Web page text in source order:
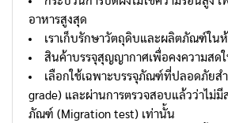
อาหารสูงสุด
เราเก็บรักษาวัตถุดิบและผลิตภัณฑ์ใ
สินค้าบรรจุสุญญากาศเพื่อคงความสด
เลือกใช้เฉพาะบรรจุภัณฑ์ที่ปลอดภัยส
grade) และผ่านการตรวจสอบแล้วว่าไม่มี
ภัณฑ์ (Migration test) เท่านั้น